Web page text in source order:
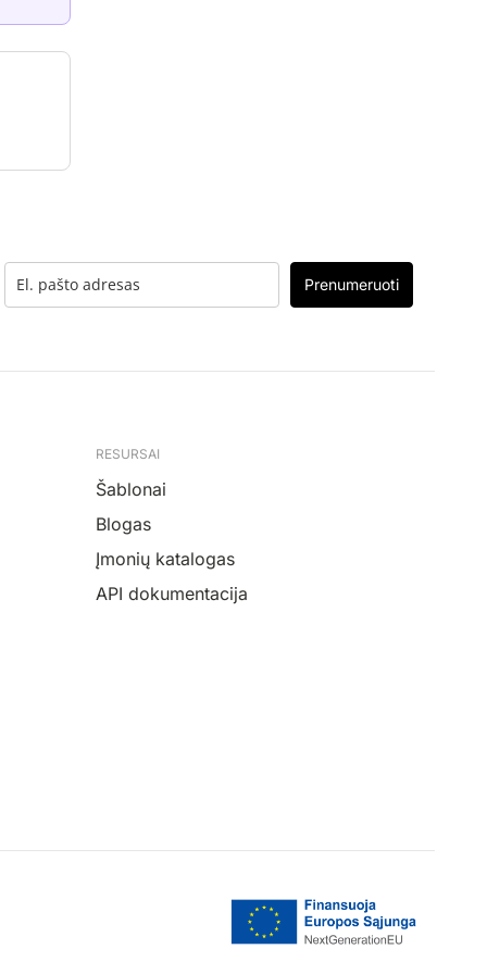
Prenumeruoti
RESURSAI
Šablonai
Blogas
Įmonių katalogas
API dokumentacija